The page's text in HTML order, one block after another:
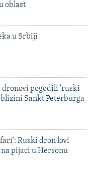
oblast
u Srbiji
pogodili 'ruski
blizini Sankt Peterburga
Ruski dron lovi
pijaci u Hersonu